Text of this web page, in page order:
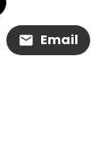
Email